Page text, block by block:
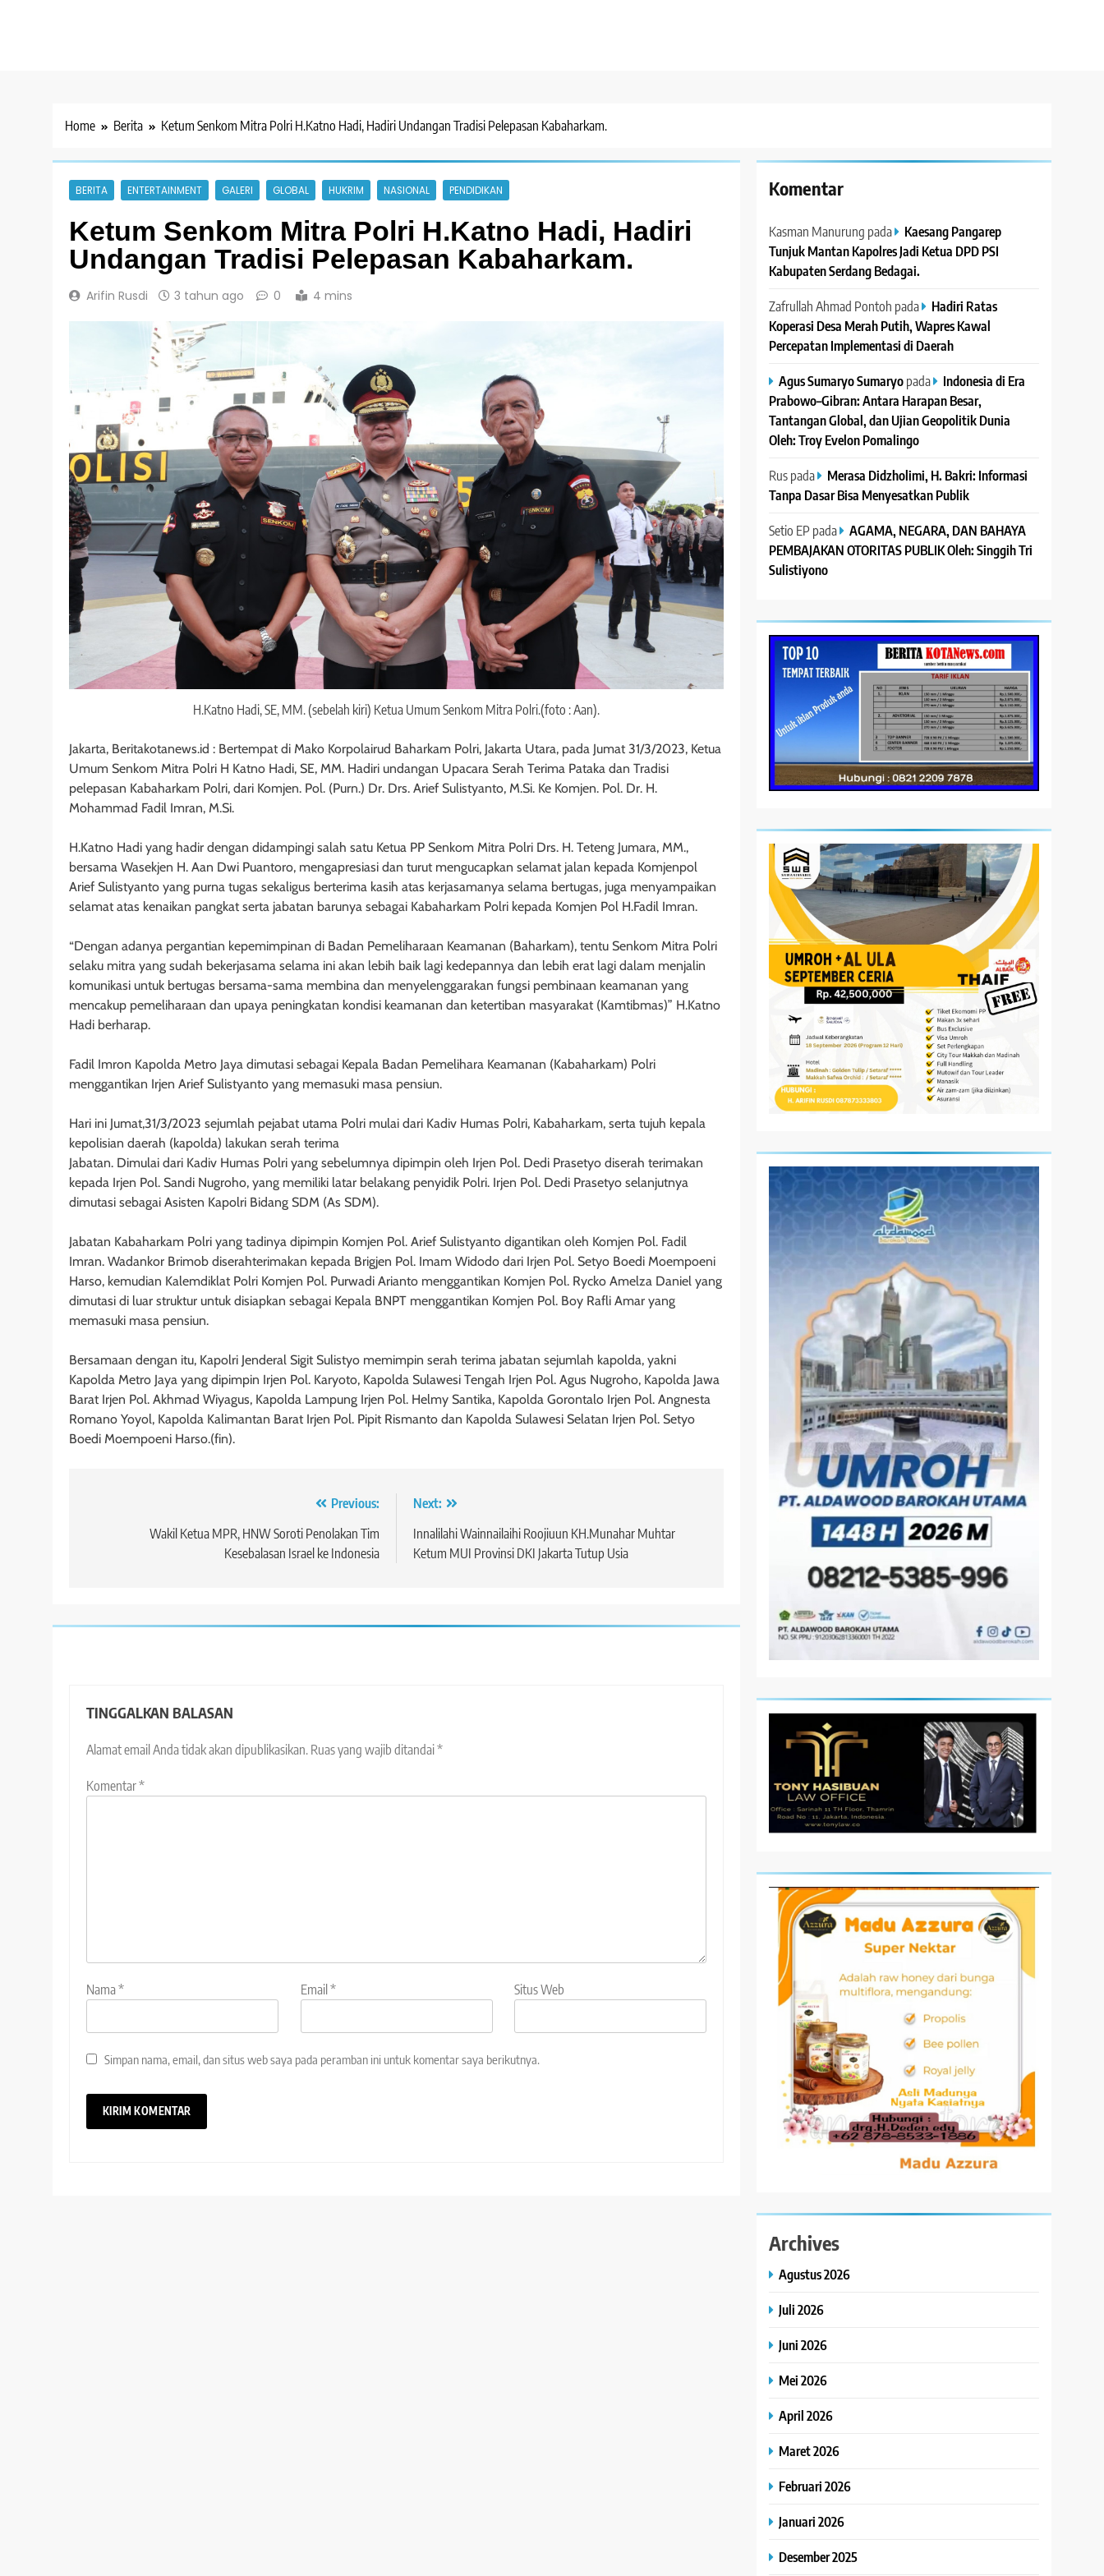
Home Berita Ketum Senkom Mitra Polri H.Katno Hadi, Hadiri Undangan Tradisi Pelepasan Kabaharkam.
BERITA ENTERTAINMENT GALERI GLOBAL HUKRIM NASIONAL PENDIDIKAN
Ketum Senkom Mitra Polri H.Katno Hadi, Hadiri
Undangan Tradisi Pelepasan Kabaharkam.
Arifin Rusdi 3 tahun ago 0 4 mins
H.Katno Hadi, SE, MM. (sebelah kiri) Ketua Umum Senkom Mitra Polri.(foto : Aan).
Jakarta, Beritakotanews.id : Bertempat di Mako Korpolairud Baharkam Polri, Jakarta Utara, pada Jumat 31/3/2023, Ketua
Umum Senkom Mitra Polri H Katno Hadi, SE, MM. Hadiri undangan Upacara Serah Terima Pataka dan Tradisi
pelepasan Kabaharkam Polri, dari Komjen. Pol. (Purn.) Dr. Drs. Arief Sulistyanto, M.Si. Ke Komjen. Pol. Dr. H.
Mohammad Fadil Imran, M.Si.
H.Katno Hadi yang hadir dengan didampingi salah satu Ketua PP Senkom Mitra Polri Drs. H. Teteng Jumara, MM.,
bersama Wasekjen H. Aan Dwi Puantoro, mengapresiasi dan turut mengucapkan selamat jalan kepada Komjenpol
Arief Sulistyanto yang purna tugas sekaligus berterima kasih atas kerjasamanya selama bertugas, juga menyampaikan
selamat atas kenaikan pangkat serta jabatan barunya sebagai Kabaharkam Polri kepada Komjen Pol H.Fadil Imran.
“Dengan adanya pergantian kepemimpinan di Badan Pemeliharaan Keamanan (Baharkam), tentu Senkom Mitra Polri
selaku mitra yang sudah bekerjasama selama ini akan lebih baik lagi kedepannya dan lebih erat lagi dalam menjalin
komunikasi untuk bertugas bersama-sama membina dan menyelenggarakan fungsi pembinaan keamanan yang
mencakup pemeliharaan dan upaya peningkatan kondisi keamanan dan ketertiban masyarakat (Kamtibmas)” H.Katno
Hadi berharap.
Fadil Imron Kapolda Metro Jaya dimutasi sebagai Kepala Badan Pemelihara Keamanan (Kabaharkam) Polri
menggantikan Irjen Arief Sulistyanto yang memasuki masa pensiun.
Hari ini Jumat,31/3/2023 sejumlah pejabat utama Polri mulai dari Kadiv Humas Polri, Kabaharkam, serta tujuh kepala
kepolisian daerah (kapolda) lakukan serah terima
Jabatan. Dimulai dari Kadiv Humas Polri yang sebelumnya dipimpin oleh Irjen Pol. Dedi Prasetyo diserah terimakan
kepada Irjen Pol. Sandi Nugroho, yang memiliki latar belakang penyidik Polri. Irjen Pol. Dedi Prasetyo selanjutnya
dimutasi sebagai Asisten Kapolri Bidang SDM (As SDM).
Jabatan Kabaharkam Polri yang tadinya dipimpin Komjen Pol. Arief Sulistyanto digantikan oleh Komjen Pol. Fadil
Imran. Wadankor Brimob diserahterimakan kepada Brigjen Pol. Imam Widodo dari Irjen Pol. Setyo Boedi Moempoeni
Harso, kemudian Kalemdiklat Polri Komjen Pol. Purwadi Arianto menggantikan Komjen Pol. Rycko Amelza Daniel yang
dimutasi di luar struktur untuk disiapkan sebagai Kepala BNPT menggantikan Komjen Pol. Boy Rafli Amar yang
memasuki masa pensiun.
Bersamaan dengan itu, Kapolri Jenderal Sigit Sulistyo memimpin serah terima jabatan sejumlah kapolda, yakni
Kapolda Metro Jaya yang dipimpin Irjen Pol. Karyoto, Kapolda Sulawesi Tengah Irjen Pol. Agus Nugroho, Kapolda Jawa
Barat Irjen Pol. Akhmad Wiyagus, Kapolda Lampung Irjen Pol. Helmy Santika, Kapolda Gorontalo Irjen Pol. Angnesta
Romano Yoyol, Kapolda Kalimantan Barat Irjen Pol. Pipit Rismanto dan Kapolda Sulawesi Selatan Irjen Pol. Setyo
Boedi Moempoeni Harso.(fin).
Previous:
Wakil Ketua MPR, HNW Soroti Penolakan Tim
Kesebalasan Israel ke Indonesia
Next:
Innalilahi Wainnailaihi Roojiuun KH.Munahar Muhtar
Ketum MUI Provinsi DKI Jakarta Tutup Usia
TINGGALKAN BALASAN
Alamat email Anda tidak akan dipublikasikan. Ruas yang wajib ditandai*
Komentar*
Nama* Email* Situs Web
Simpan nama, email, dan situs web saya pada peramban ini untuk komentar saya berikutnya.
Komentar
Kasman Manurung pada
Kaesang Pangarep
Tunjuk Mantan Kapolres Jadi Ketua DPD PSI
Kabupaten Serdang Bedagai. ‎ ‎
Zafrullah Ahmad Pontoh pada
Hadiri Ratas
Koperasi Desa Merah Putih, Wapres Kawal
Percepatan Implementasi di Daerah
Agus Sumaryo Sumaryopada
Indonesia di Era
Prabowo–Gibran: Antara Harapan Besar,
Tantangan Global, dan Ujian Geopolitik Dunia
Oleh: Troy Evelon Pomalingo
Ruspada
Merasa Didzholimi, H. Bakri: Informasi
Tanpa Dasar Bisa Menyesatkan Publik
Setio EP pada AGAMA, NEGARA, DAN BAHAYA
PEMBAJAKAN OTORITAS PUBLIK Oleh: Singgih Tri
Sulistiyono
Archives
Agustus 2026
Juli 2026
Juni 2026
Mei 2026
April 2026
Maret 2026
Februari 2026
Januari 2026
Desember 2025